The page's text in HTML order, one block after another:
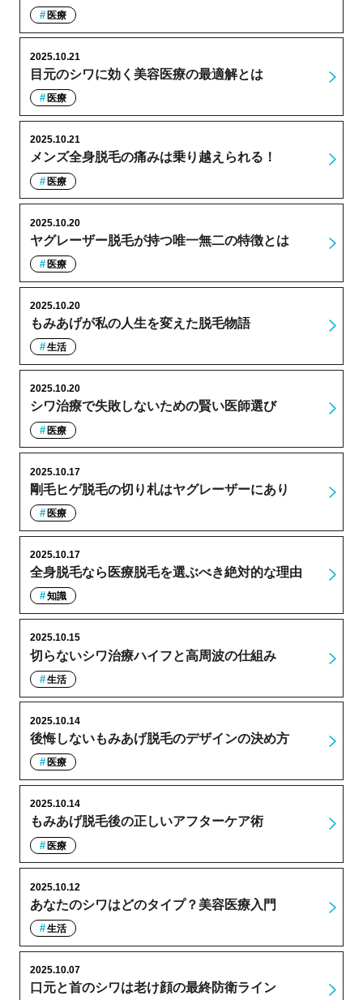
医療
目元のシワに効く美容医療の最適解とは
2025.10.21
医療
メンズ全身脱毛の痛みは乗り越えられる！
2025.10.21
医療
ヤグレーザー脱毛が持つ唯一無二の特徴とは
2025.10.20
医療
もみあげが私の人生を変えた脱毛物語
2025.10.20
生活
シワ治療で失敗しないための賢い医師選び
2025.10.20
医療
剛毛ヒゲ脱毛の切り札はヤグレーザーにあり
2025.10.17
医療
全身脱毛なら医療脱毛を選ぶべき絶対的な理由
2025.10.17
知識
切らないシワ治療ハイフと高周波の仕組み
2025.10.15
生活
後悔しないもみあげ脱毛のデザインの決め方
2025.10.14
医療
もみあげ脱毛後の正しいアフターケア術
2025.10.14
医療
あなたのシワはどのタイプ？美容医療入門
2025.10.12
生活
口元と首のシワは老け顔の最終防衛ライン
2025.10.07